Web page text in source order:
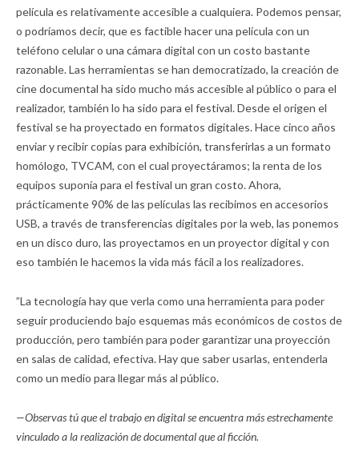
película es relativamente accesible a cualquiera. Podemos pensar,
o podríamos decir, que es factible hacer una película con un
teléfono celular o una cámara digital con un costo bastante
razonable. Las herramientas se han democratizado, la creación de
cine documental ha sido mucho más accesible al público o para el
realizador, también lo ha sido para el festival. Desde el origen el
festival se ha proyectado en formatos digitales. Hace cinco años
enviar y recibir copias para exhibición, transferirlas a un formato
homólogo, TVCAM, con el cual proyectáramos; la renta de los
equipos suponía para el festival un gran costo. Ahora,
prácticamente 90% de las películas las recibimos en accesorios
USB, a través de transferencias digitales por la web, las ponemos
en un disco duro, las proyectamos en un proyector digital y con
eso también le hacemos la vida más fácil a los realizadores.
”La tecnología hay que verla como una herramienta para poder
seguir produciendo bajo esquemas más económicos de costos de
producción, pero también para poder garantizar una proyección
en salas de calidad, efectiva. Hay que saber usarlas, entenderla
como un medio para llegar más al público.
—Observas tú que el trabajo en digital se encuentra más estrechamente
vinculado a la realización de documental que al ficción.